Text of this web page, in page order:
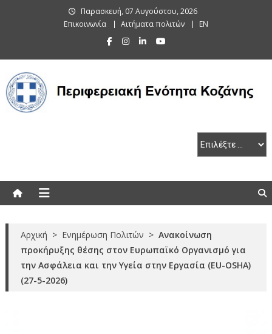
Παρασκευή, 07 Αυγούστου, 2026
Επικοινωνία
Αιτήματα πολιτών EN
Αρχική > Ενημέρωση Πολιτών > Ανακοίνωση
προκήρυξης θέσης στον Ευρωπαϊκό Οργανισμό για
την Ασφάλεια και την Υγεία στην Εργασία (EU-OSHA)
(27-5-2026)